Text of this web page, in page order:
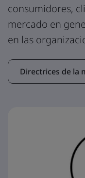
consumidores,
mercado en
en las
Directrices de la